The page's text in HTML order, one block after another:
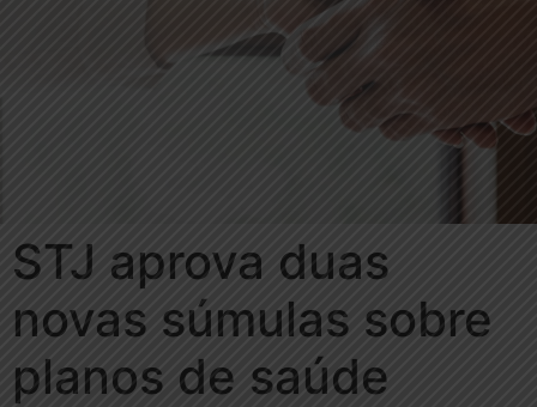
STJ aprova duas
novas súmulas sobre
planos de saúde